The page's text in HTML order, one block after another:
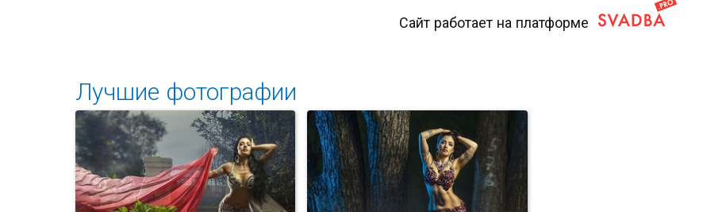
Арабский танец на свадьбе
Сайт работает на платформе
Лучшие фотографии